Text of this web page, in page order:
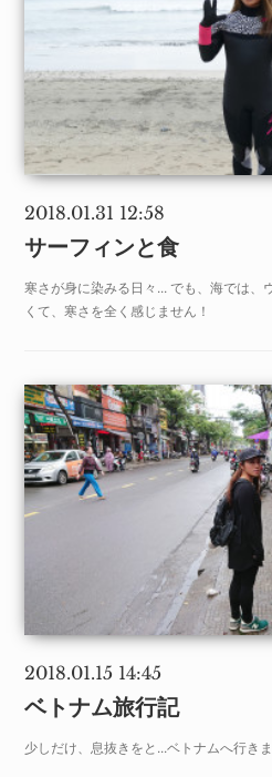
2018.01.31 12:58
サーフィンと食
寒さが身に染みる日々... でも、海では、
くて、寒さを全く感じません！
2018.01.15 14:45
ベトナム旅行記
少しだけ、息抜きをと...ベトナムへ行きま